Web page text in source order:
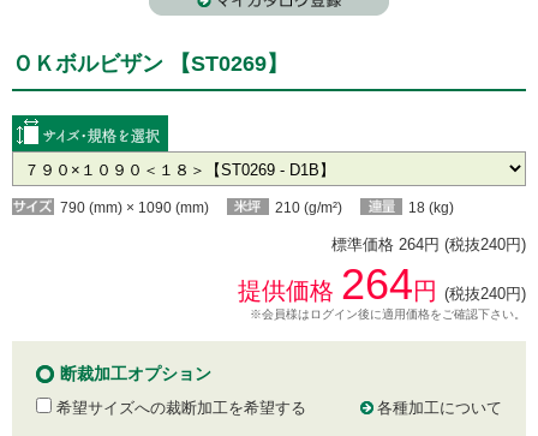
ＯＫボルビザン 【ST0269】
790 (mm) × 1090 (mm) 210 (g/m²) 18 (kg)
標準価格 264円 (税抜240円)
提供価格 264円 (税抜240円)
※会員様はログイン後に適用価格をご確認下さい。
断裁加工オプション
希望サイズへの裁断加工を希望する 各種加工について